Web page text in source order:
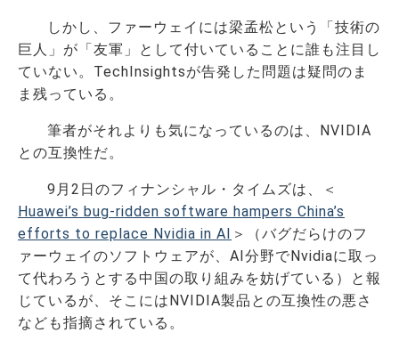
しかし、ファーウェイには梁孟松という「技術の
巨人」が「友軍」として付いていることに誰も注目し
ていない。TechInsightsが告発した問題は疑問のま
ま残っている。
筆者がそれよりも気になっているのは、NVIDIA
との互換性だ。
9月2日のフィナンシャル・タイムズは、＜
Huawei’s bug-ridden software hampers China’s
efforts to replace Nvidia in AI ＞（バグだらけのフ
ァーウェイのソフトウェアが、AI分野でNvidiaに取っ
て代わろうとする中国の取り組みを妨げている）と報
じているが、そこにはNVIDIA製品との互換性の悪さ
なども指摘されている。